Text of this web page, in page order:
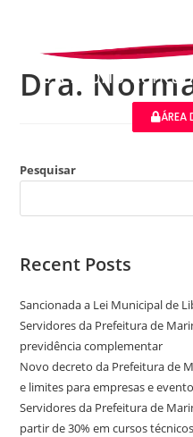
ÁREA
Dra.
Pesquisar
Recent Posts
Sancionada a Lei Municipal de
Servidores da Prefeitura de
previdência complementar
Novo decreto da Prefeitura de
e limites para empresas e
Servidores da Prefeitura de
partir de 30% em cursos